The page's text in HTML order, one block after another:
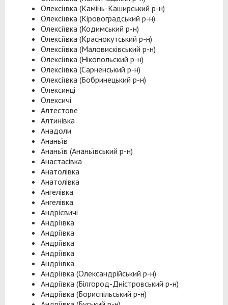
Олексіївка (Камінь-Каширський р-н)
Олексіївка (Кіровоградський р-н)
Олексіївка (Кодимський р-н)
Олексіївка (Краснокутський р-н)
Олексіївка (Маловисківський р-н)
Олексіївка (Нікопольский р-н)
Олексіївка (Сарненський р-н)
Олексіївка (Бобринецький р-н)
Олексинці
Олексичі
Алтестове
Алтинівка
Анадоли
Ананьїв
Ананьїв (Ананьївський р-н)
Анастасівка
Анатолівка
Анатолівка
Ангелівка
Ангелівка
Андрієвичі
Андріївка
Андріївка
Андріївка
Андріївка
Андріївка
Андріївка (Олександрійський р-н)
Андріївка (Білгород-Дністровський р-н)
Андріївка (Бориспільський р-н)